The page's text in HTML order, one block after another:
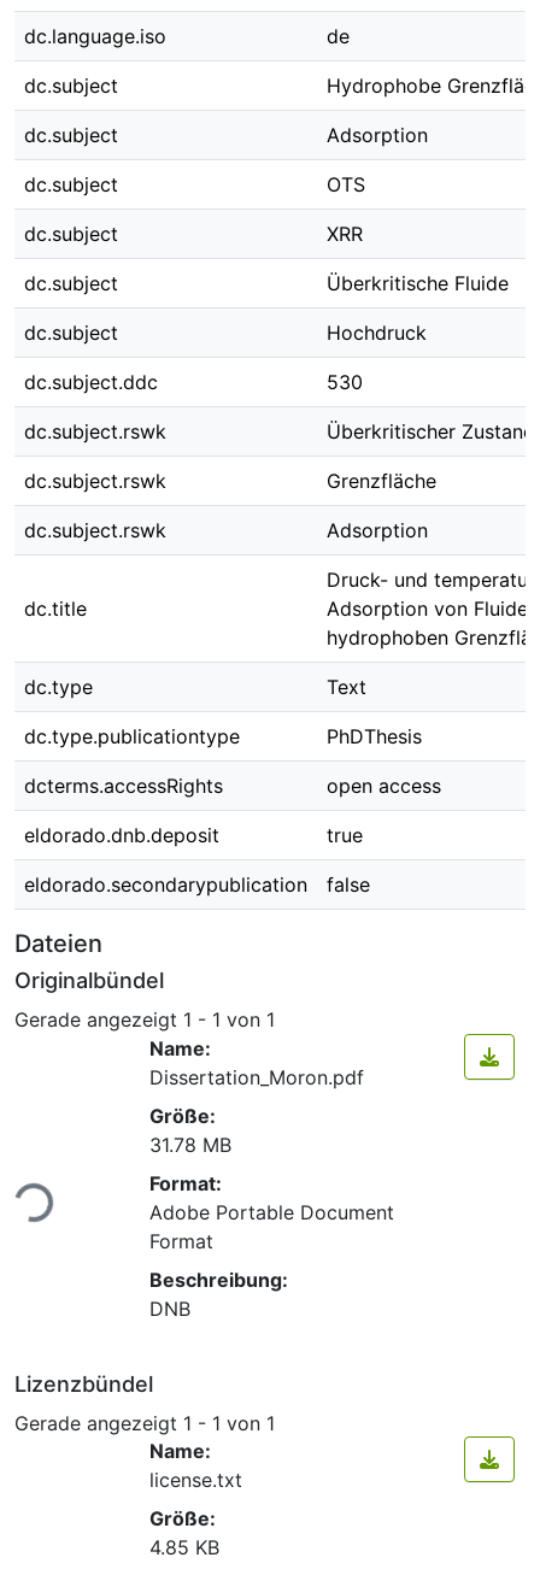
dc.language.iso de
dc.subject Hydrophobe
dc.subject Adsorption
dc.subject OTS
dc.subject XRR
dc.subject Überkritische Fluide
dc.subject Hochdruck
dc.subject.ddc 530
dc.subject.rswk Überkritischer Zustand
dc.subject.rswk Grenzfläche
dc.subject.rswk Adsorption
dc.title
Druck- und
Adsorption von
hydrophoben
dc.type Text
dc.type.publicationtype PhDThesis
dcterms.accessRights open access
eldorado.dnb.deposit true
eldorado.secondarypublication false
Dateien
Originalbündel
Gerade angezeigt 1 - 1 von 1
Lade...
Name:
Dissertation_Moron.pdf
Größe:
31.78 MB
Format:
Adobe Portable Document
Format
Beschreibung:
DNB
Lizenzbündel
Gerade angezeigt 1 - 1 von 1
Name:
license.txt
Größe:
4.85 KB